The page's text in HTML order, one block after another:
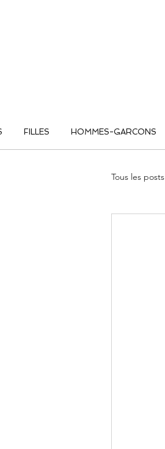
FILLES HOMMES-GARCONS
Tous les posts